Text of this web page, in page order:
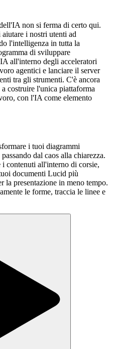
non si ferma di certo qui.
i nostri utenti ad
l'intelligenza in tutta la
di sviluppare
all'interno degli acceleratori
agentici e lanciare il server
tra gli strumenti. C'è ancora
costruire l'unica piattaforma
con l'IA come elemento
i tuoi diagrammi
dal caos alla chiarezza.
contenuti all'interno di corsie,
documenti Lucid più
la presentazione in meno tempo.
le forme, traccia le linee e